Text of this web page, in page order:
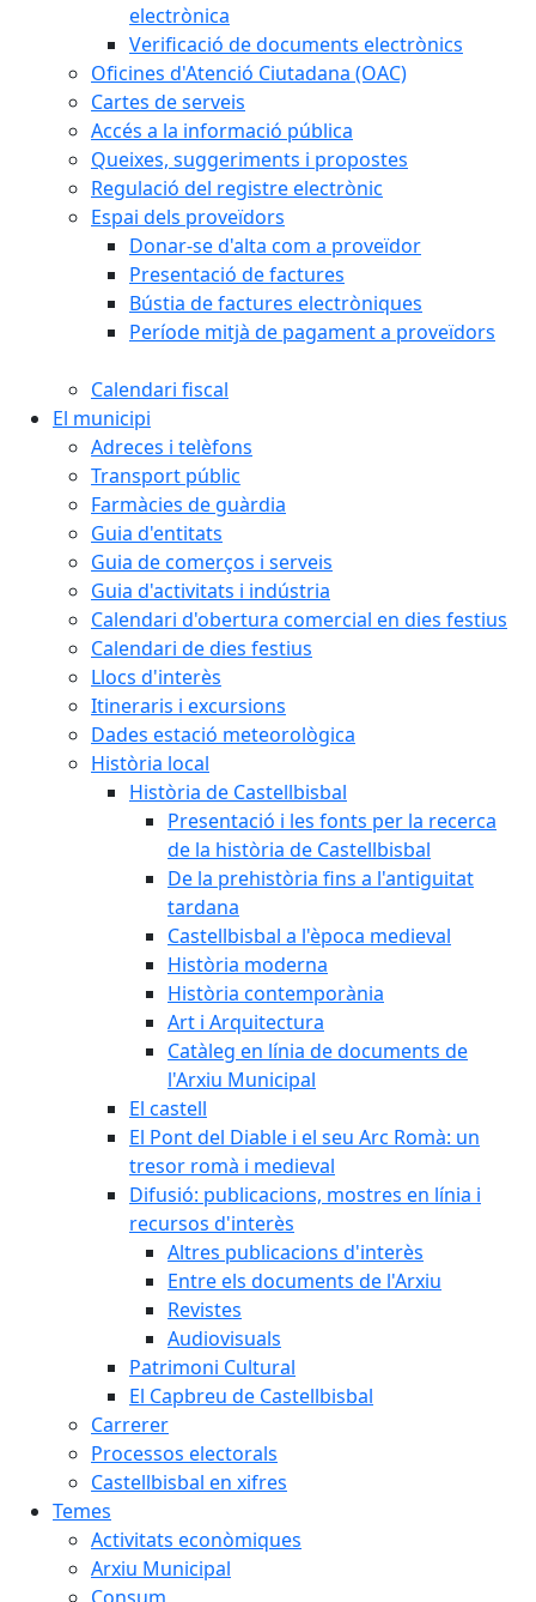
electrònica
Verificació de documents electrònics
Oficines d'Atenció Ciutadana (OAC)
Cartes de serveis
Accés a la informació pública
Queixes, suggeriments i propostes
Regulació del registre electrònic
Espai dels proveïdors
Donar-se d'alta com a proveïdor
Presentació de factures
Bústia de factures electròniques
Període mitjà de pagament a proveïdors
Calendari fiscal
El municipi
Adreces i telèfons
Transport públic
Farmàcies de guàrdia
Guia d'entitats
Guia de comerços i serveis
Guia d'activitats i indústria
Calendari d'obertura comercial en dies festius
Calendari de dies festius
Llocs d'interès
Itineraris i excursions
Dades estació meteorològica
Història local
Història de Castellbisbal
Presentació i les fonts per la recerca
de la història de Castellbisbal
De la prehistòria fins a l'antiguitat
tardana
Castellbisbal a l'època medieval
Història moderna
Història contemporània
Art i Arquitectura
Catàleg en línia de documents de
l'Arxiu Municipal
El castell
El Pont del Diable i el seu Arc Romà: un
tresor romà i medieval
Difusió: publicacions, mostres en línia i
recursos d'interès
Altres publicacions d'interès
Entre els documents de l'Arxiu
Revistes
Audiovisuals
Patrimoni Cultural
El Capbreu de Castellbisbal
Carrerer
Processos electorals
Castellbisbal en xifres
Temes
Activitats econòmiques
Arxiu Municipal